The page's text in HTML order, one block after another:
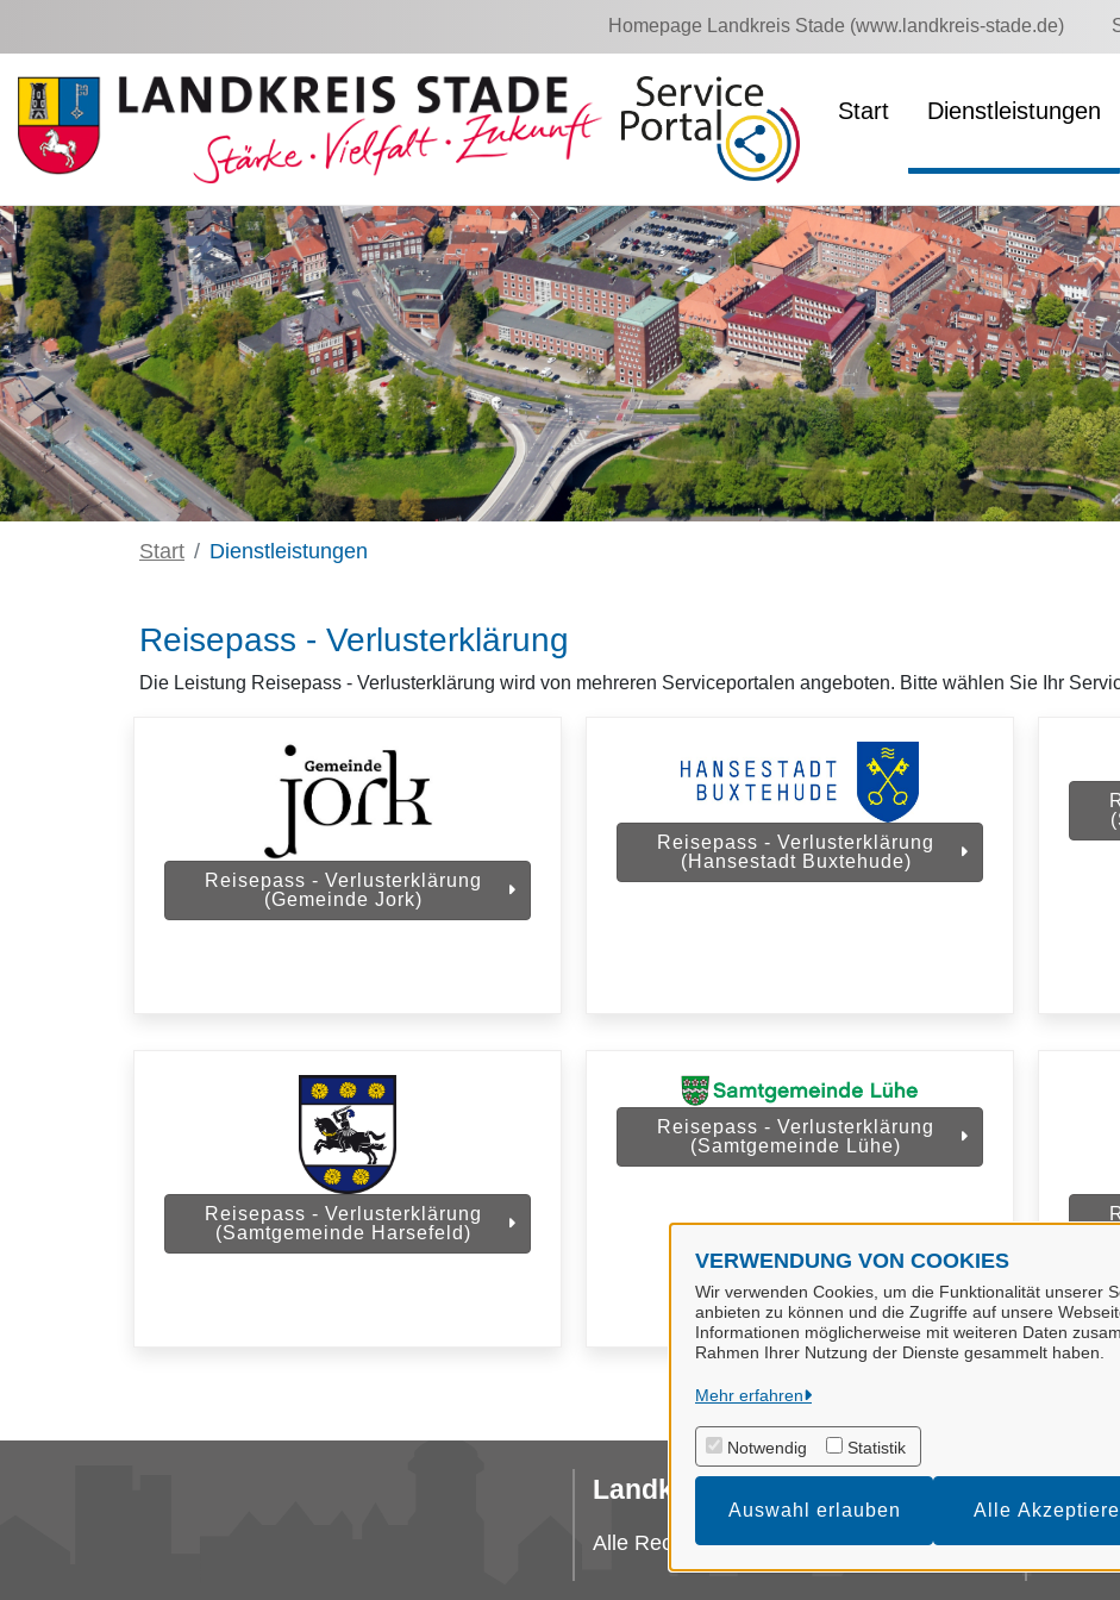
VERWENDUNG VON COOKIES
Wir verwenden Cookies, um die Funktionalität unserer
anbieten zu können und die Zugriffe auf unsere
Informationen möglicherweise mit weiteren Daten
Rahmen Ihrer Nutzung der Dienste gesammelt haben.
Mehr erfahren
Notwendig Statistik
Auswahl erlauben Alle
Homepage Landkreis Stade (www.landkreis-stade.de)
Start Dienstleistungen
Start Dienstleistungen
Reisepass - Verlusterklärung
Die Leistung Reisepass - Verlusterklärung wird von mehreren Serviceportalen angeboten. Bitte wählen Sie Ihr
Reisepass - Verlusterklärung
(Gemeinde Jork)
Reisepass - Verlusterklärung
(Hansestadt Buxtehude)
Reisepass - Verlusterklärung
(Samtgemeinde Harsefeld)
Reisepass - Verlusterklärung
(Samtgemeinde Lühe)
Landkreis Stade
Alle Rechte vorbehalten